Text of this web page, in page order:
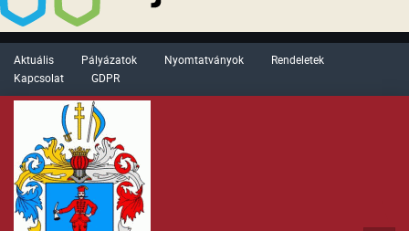
Aktuális Pályázatok Nyomtatványok
Rendeletek
Kapcsolat
GDPR